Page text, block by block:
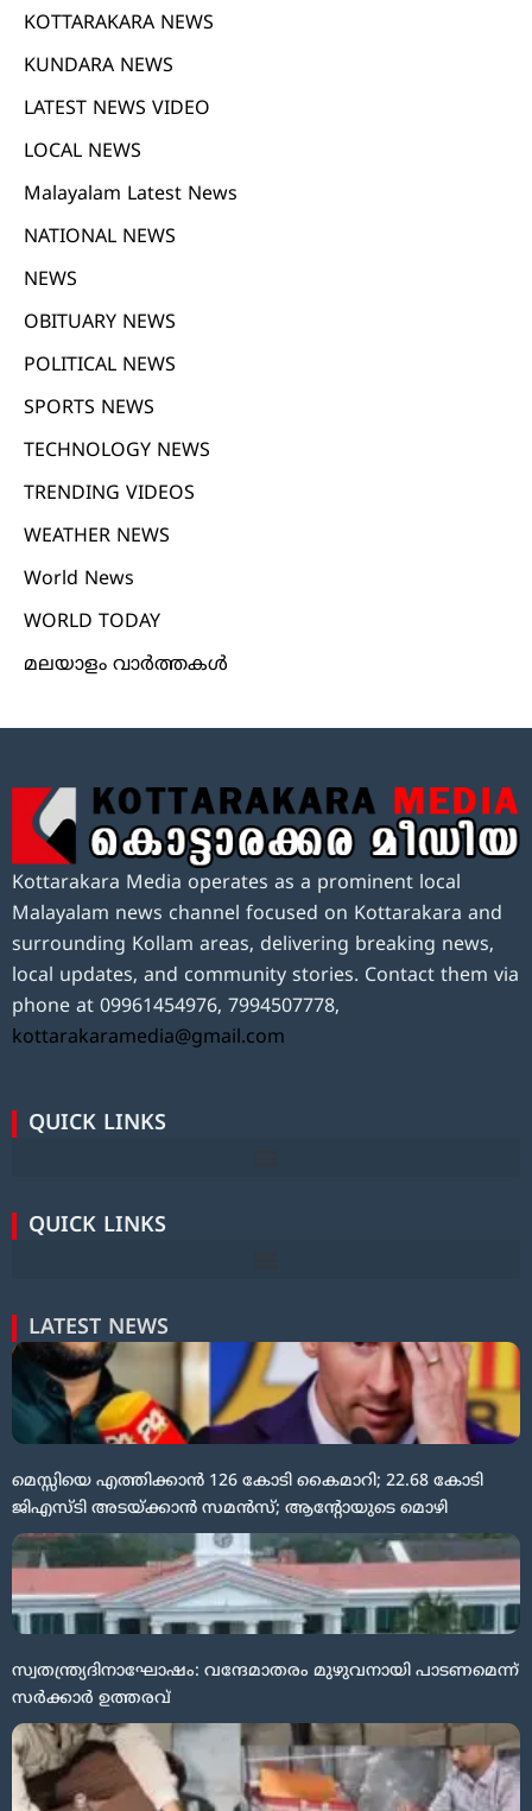
KOTTARAKARA NEWS
KUNDARA NEWS
LATEST NEWS VIDEO
LOCAL NEWS
Malayalam Latest News
NATIONAL NEWS
NEWS
OBITUARY NEWS
POLITICAL NEWS
SPORTS NEWS
TECHNOLOGY NEWS
TRENDING VIDEOS
WEATHER NEWS
World News
WORLD TODAY
മലയാളം വാർത്തകൾ
Kottarakara Media operates as a prominent local
Malayalam news channel focused on Kottarakara and
surrounding Kollam areas, delivering breaking news,
local updates, and community stories. Contact them via
phone at 09961454976, 7994507778,
kottarakaramedia@gmail.com
QUICK LINKS
QUICK LINKS
LATEST NEWS
മെസ്സിയെ എത്തിക്കാൻ 126 കോടി കൈമാറി; 22.68 കോടി
ജിഎസ്ടി അടയ്ക്കാൻ സമൻസ്; ആന്റോയുടെ മൊഴി
സ്വതന്ത്ര്യദിനാഘോഷം: വന്ദേമാതരം മുഴുവനായി പാടണമെന്ന്
സർക്കാർ ഉത്തരവ്